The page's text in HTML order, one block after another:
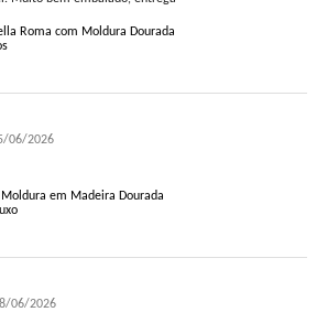
Roma com Moldura Dourada
06/2026
em Madeira Dourada
06/2026